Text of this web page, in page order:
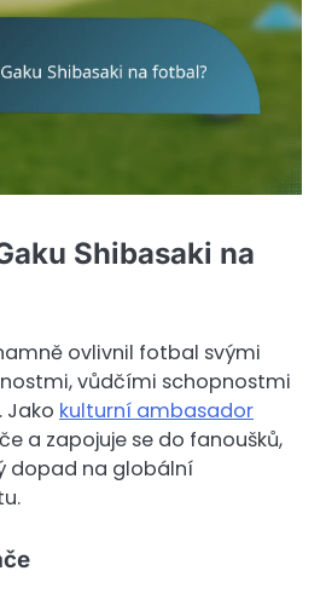
Shibasaki na
ovlivnil fotbal svými
vůdčími schopnostmi
Jako kulturní ambasador
a zapojuje se do fanoušků,
dopad na globální